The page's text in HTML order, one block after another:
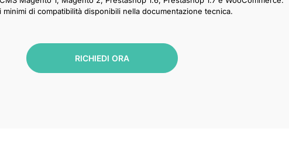
minimi di compatibilità disponibili nella documentazione tecnica.
RICHIEDI ORA